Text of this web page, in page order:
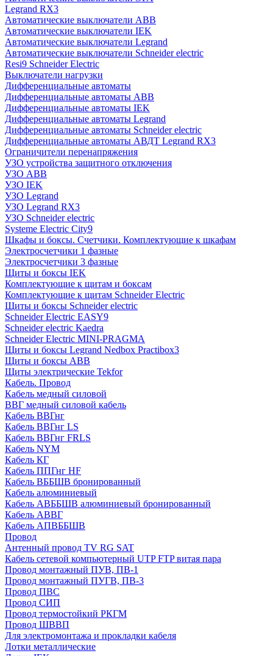
Legrand RX3
Автоматические выключатели ABB
Автоматические выключатели IEK
Автоматические выключатели Legrand
Автоматические выключатели Schneider electric
Resi9 Schneider Electric
Выключатели нагрузки
Дифференциальные автоматы
Дифференциальные автоматы ABB
Дифференциальные автоматы IEK
Дифференциальные автоматы Legrand
Дифференциальные автоматы Schneider electric
Дифференциальные автоматы АВДТ Legrand RX3
Ограничители перенапряжения
УЗО устройства защитного отключения
УЗО ABB
УЗО IEK
УЗО Legrand
УЗО Legrand RX3
УЗО Schneider electric
Systeme Electric City9
Шкафы и боксы. Счетчики. Комплектующие к шкафам
Электросчетчики 1 фазные
Электросчетчики 3 фазные
Щиты и боксы IEK
Комплектующие к щитам и боксам
Комплектующие к щитам Schneider Electric
Щиты и боксы Schneider electric
Schneider Electric EASY9
Schneider electric Kaedra
Schneider Electric MINI-PRAGMA
Щиты и боксы Legrand Nedbox Practibox3
Щиты и боксы ABB
Щиты электрические Tekfor
Кабель. Провод
Кабель медный силовой
ВВГ медный силовой кабель
Кабель ВВГнг
Кабель ВВГнг LS
Кабель ВВГнг FRLS
Кабель NYM
Кабель КГ
Кабель ППГнг HF
Кабель ВББШВ бронированный
Кабель алюминиевый
Кабель АВББШВ алюминиевый бронированный
Кабель АВВГ
Кабель АПВББШВ
Провод
Антенный провод TV RG SAT
Кабель сетевой компьютерный UTP FTP витая пара
Провод монтажный ПУВ, ПВ-1
Провод монтажный ПУГВ, ПВ-3
Провод ПВС
Провод СИП
Провод термостойкий РКГМ
Провод ШВВП
Для электромонтажа и прокладки кабеля
Лотки металлические